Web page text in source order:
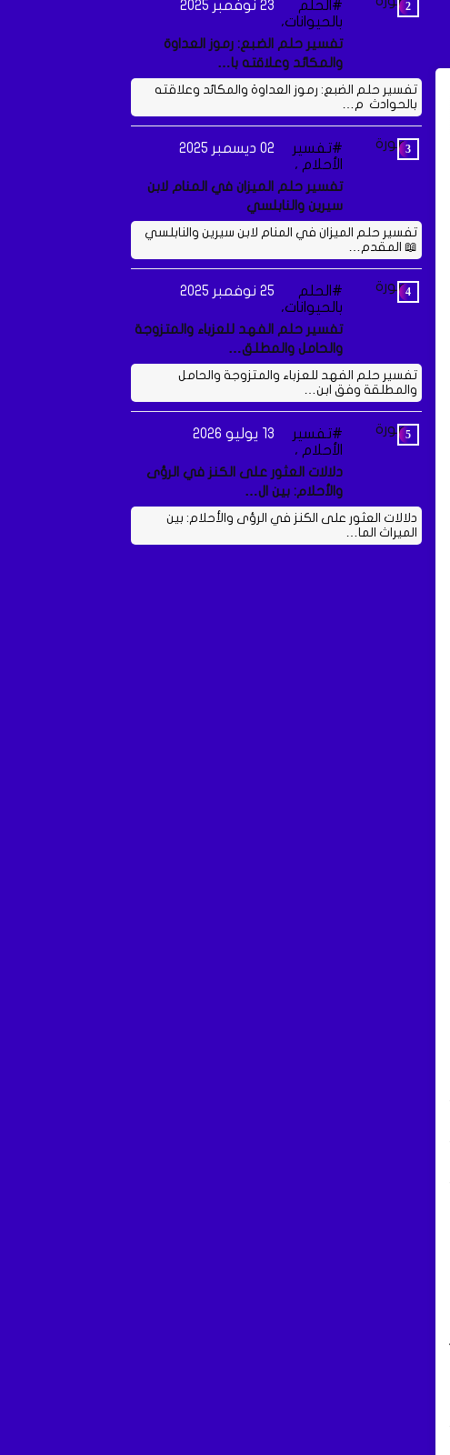
الحلم
بالحيوانات،
23 نوفمبر 2025
تفسير حلم الضبع: رموز العداوة
والمكائد وعلاقته با…
تفسير حلم الضبع: رموز العداوة والمكائد وعلاقته
بالحوادث م…
تفسير
الأحلام ،
02 ديسمبر 2025
تفسير حلم الميزان في المنام لابن
سيرين والنابلسي
تفسير حلم الميزان في المنام لابن سيرين والنابلسي
📖 المقدم…
الحلم
بالحيوانات،
25 نوفمبر 2025
تفسير حلم الفهد للعزباء والمتزوجة
والحامل والمطلق…
تفسير حلم الفهد للعزباء والمتزوجة والحامل
والمطلقة وفق ابن…
تفسير
الأحلام ،
13 يوليو 2026
دلالات العثور على الكنز في الرؤى
والأحلام: بين ال…
دلالات العثور على الكنز في الرؤى والأحلام: بين
الميراث الما…